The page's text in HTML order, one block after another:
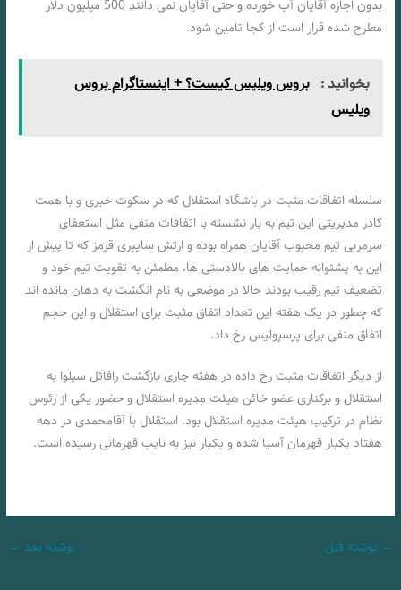
بدون اجازه آقایان آب خورده و حتی آقایان نمی دانند 500 میلیون دلار
مطرح شده قرار است از کجا تامین شود.
بخوانید : بروس ویلیس کیست؟ + اینستاگرام بروس
ویلیس
سلسله اتفاقات مثبت در باشگاه استقلال که در سکوت خبری و با همت
کادر مدیریتی این تیم به بار نشسته با اتفاقات منفی مثل استعفای
سرمربی تیم محبوب آقایان همراه بوده و ارتش سایبری قرمز که تا پیش از
این به پشتوانه حمایت های بالادستی ها، مطمئن به تقویت تیم خود و
تضعیف تیم رقیب بودند حالا در موضعی به نام انگشت به دهان مانده اند
که چطور در یک هفته این تعداد اتفاق مثبت برای استقلال و این حجم
اتفاق منفی برای پرسپولیس رخ داد.
از دیگر اتفاقات مثبت رخ داده در هفته جاری بازگشت رافائل سیلوا به
استقلال و برکناری عضو خائن هیئت مدیره استقلال و حضور یکی از رئوس
نظام در ترکیب هیئت مدیره استقلال بود. استقلال با آقامحمدی در دهه
هفتاد یکبار قهرمان آسیا شده و یکبار نیز به نایب قهرمانی رسیده است.
→ نوشته قبل نوشته بعد ←